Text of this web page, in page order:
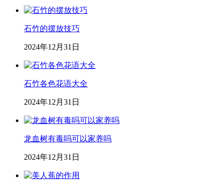
石竹的摆放技巧
2024年12月31日
石竹各色花语大全
2024年12月31日
龙血树有毒吗可以家养吗
2024年12月31日